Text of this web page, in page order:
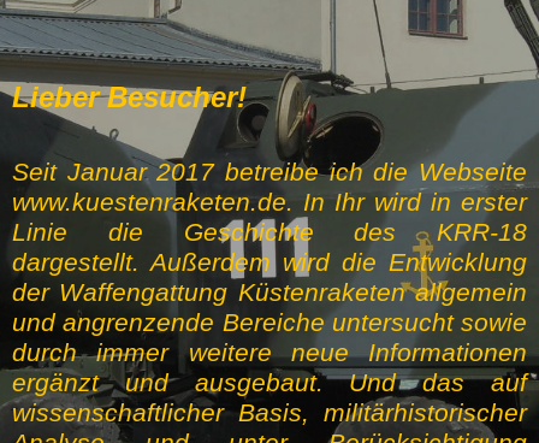
Lieber Besucher!
Seit Januar 2017 betreibe ich die Webseite
www.kuestenraketen.de. In Ihr wird in erster
Linie die Geschichte des KRR-18
dargestellt. Außerdem wird die Entwicklung
der Waffengattung Küstenraketen allgemein
und angrenzende Bereiche untersucht sowie
durch immer weitere neue Informationen
ergänzt und ausgebaut. Und das auf
wissenschaftlicher Basis, militärhistorischer